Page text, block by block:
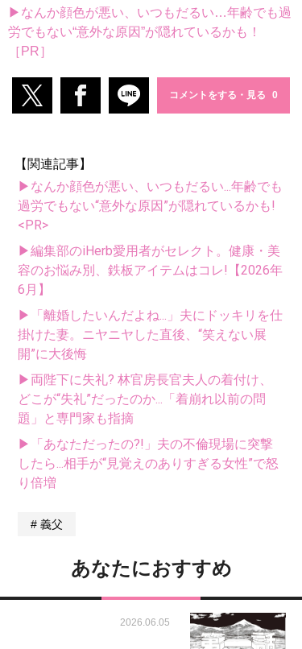
▶なんか顔色が悪い、いつもだるい…年齢でも過
労でもない“意外な原因”が隠れているかも！
［PR］
コメントをする・見る
【関連記事】
▶なんか顔色が悪い、いつもだるい...年齢でも
過労でもない“意外な原因”が隠れているかも!
<PR>
▶編集部のiHerb愛用者がセレクト。健康・美
容のお悩み別、鉄板アイテムはコレ!【2026年
6月】
▶「離婚したいんだよね...」夫にドッキリを仕
掛けた妻。ニヤニヤした直後、“笑えない展
開”に大後悔
▶両陛下に失礼? 林官房長官夫人の着付け、
どこが“失礼”だったのか...「着崩れ以前の問
題」と専門家も指摘
▶「あなただったの?!」夫の不倫現場に突撃
したら...相手が“見覚えのありすぎる女性”で怒
り倍増
義父
あなたにおすすめ
2026.06.05